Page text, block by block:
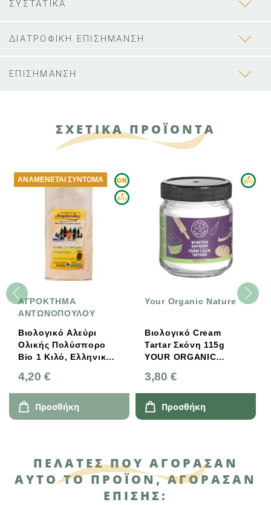
ΣΥΣΤΑΤΙΚΑ
ΔΙΑΤΡΟΦΙΚΗ ΕΠΙΣΗΜΑΝΣΗ
ΕΠΙΣΗΜΑΝΣΗ
ΣΧΕΤΙΚΑ ΠΡΟΪΟΝΤΑ
ΑΓΡΟΚΤΗΜΑ
ΑΝΤΩΝΟΠΟΥΛΟΥ
Βιολογικό Αλεύρι
Ολικής Πολύσπορο
Bio 1 Κιλό, Ελληνικό,
Αντωνόπουλου
4,20 €
ΑΝΑΜΈΝΕΤΑΙ ΣΎΝΤΟΜΑ
Προσθήκη
Your Organic Nature
Βιολογικό Cream
Tartar Σκόνη 115g
YOUR ORGANIC
3,80 €
Προσθήκη
ΠΕΛΆΤΕΣ ΠΟΥ ΑΓΌΡΑΣΑΝ
ΑΥΤΌ ΤΟ ΠΡΟΪΌΝ, ΑΓΌΡΑΣΑΝ
ΕΠΊΣΗΣ: